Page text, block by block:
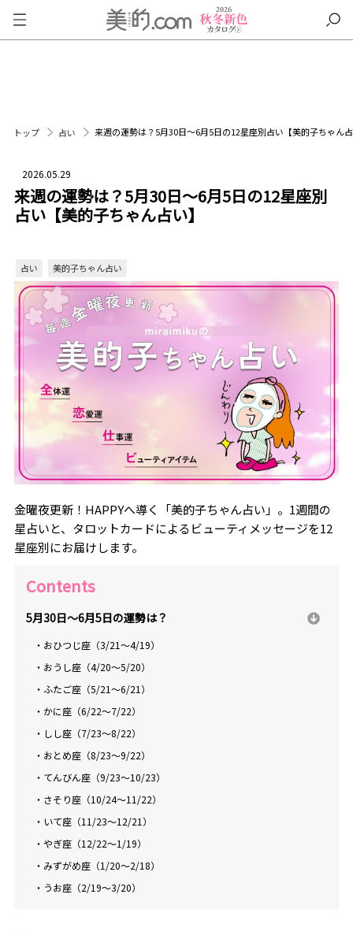
トップ 占い 来週の運勢は？5月30日～6月5日の12星座別占い【美的子ちゃん
2026.05.29
来週の運勢は？5月30日～6月5日の12星座別
占い【美的子ちゃん占い】
占い 美的子ちゃん占い
金曜夜更新！HAPPYへ導く「美的子ちゃん占い」。1週間の
星占いと、タロットカードによるビューティメッセージを12
星座別にお届けします。
Contents
5月30日～6月5日の運勢は？
・おひつじ座（3/21～4/19）
・おうし座（4/20～5/20）
・ふたご座（5/21～6/21）
・かに座（6/22～7/22）
・しし座（7/23～8/22）
・おとめ座（8/23～9/22）
・てんびん座（9/23～10/23）
・さそり座（10/24～11/22）
・いて座（11/23～12/21）
・やぎ座（12/22～1/19）
・みずがめ座（1/20～2/18）
・うお座（2/19～3/20）